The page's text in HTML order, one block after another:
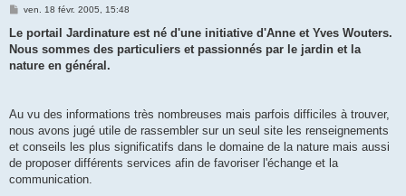
M
s
a
g
ven. 18 févr. 2005, 15:48
Le portail Jardinature est né d'une initiative d'Anne et Yves Wouters.
Nous sommes des particuliers et passionnés par le jardin et la
nature en général.
Au vu des informations très nombreuses mais parfois difficiles à trouver,
nous avons jugé utile de rassembler sur un seul site les renseignements
et conseils les plus significatifs dans le domaine de la nature mais aussi
de proposer différents services afin de favoriser l'échange et la
communication.